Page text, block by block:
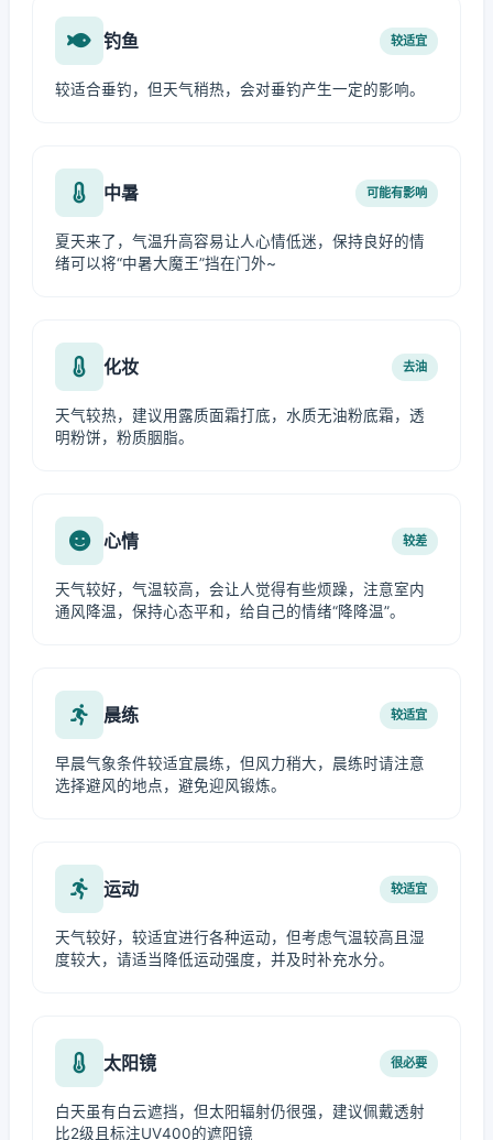
钓鱼 较适宜
较适合垂钓，但天气稍热，会对垂钓产生一定的影响。
中暑 可能有影响
夏天来了，气温升高容易让人心情低迷，保持良好的情
绪可以将“中暑大魔王”挡在门外~
化妆 去油
天气较热，建议用露质面霜打底，水质无油粉底霜，透
明粉饼，粉质胭脂。
心情 较差
天气较好，气温较高，会让人觉得有些烦躁，注意室内
通风降温，保持心态平和，给自己的情绪“降降温”。
晨练 较适宜
早晨气象条件较适宜晨练，但风力稍大，晨练时请注意
选择避风的地点，避免迎风锻炼。
运动 较适宜
天气较好，较适宜进行各种运动，但考虑气温较高且湿
度较大，请适当降低运动强度，并及时补充水分。
太阳镜 很必要
白天虽有白云遮挡，但太阳辐射仍很强，建议佩戴透射
比2级且标注UV400的遮阳镜